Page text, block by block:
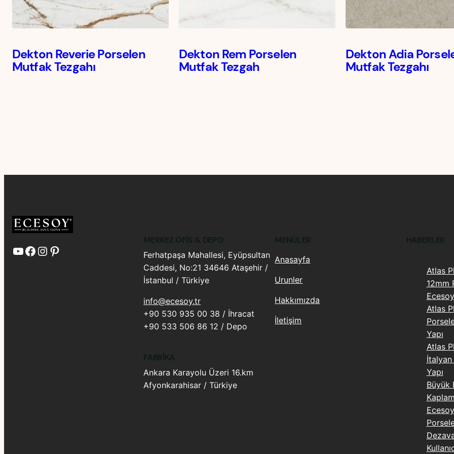
Dekton Reverie Porselen
Mutfak Tezgahı
Dekton Rem Porselen
Mutfak Tezgah
Dekton Adia
Mutfak Tezgahı
YouTube Facebook Instagram Pinterest
MERKEZ OFIS & DEPO
Ferhatpaşa Mahallesi, Eyüpsultan
Caddesi, No:21 34646 Ataşehir /
İstanbul / Türkiye
info@ecesoy.tr
+90 530 935 00 38 / İhracat
+90 533 506 86 12 / Depo
FABRIKA
Ankara Karayolu Üzeri 16.km
Afyonkarahisar / Türkiye
MENÜLER
Anasayfa
Urunler
Hakkımızda
İletişim
HABERLER
Atlas
12mm
Ecesoy
Atlas
Yapı
Atlas
Yapı
Büyük